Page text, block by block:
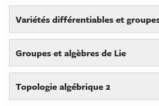
Variétés différentiables et
Groupes et algèbres de Lie
Topologie algébrique 2